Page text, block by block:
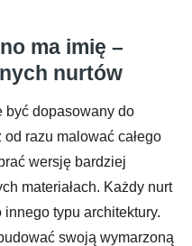
ma imię –
nurtów
być dopasowany do
razu malować całego
wersję bardziej
materiałach. Każdy nurt
typu architektury.
swoją wymarzoną